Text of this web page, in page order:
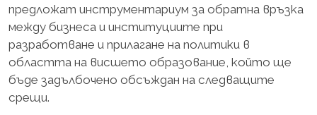
предложат инструментариум за обратна връзка
между бизнеса и институциите при
разработване и прилагане на политики в
областта на висшето образование, който ще
бъде задълбочено обсъждан на следващите
срещи.